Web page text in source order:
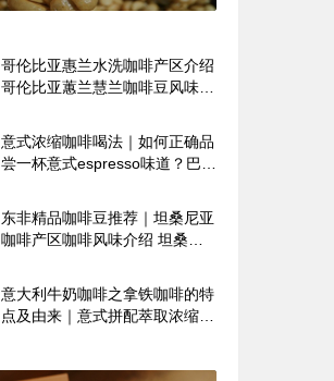
哥伦比亚惠兰水洗咖啡产区介绍
哥伦比亚蕙兰慧兰咖啡豆风味特
意式浓缩咖啡喝法｜如何正确品
尝一杯意式espresso味道？巴西
意式浓缩吗？
东非精品咖啡豆推荐｜坦桑尼亚
咖啡产区咖啡风味介绍 坦桑尼
意大利牛奶咖啡之拿铁咖啡的特
点及由来｜意式拼配萃取浓缩拿